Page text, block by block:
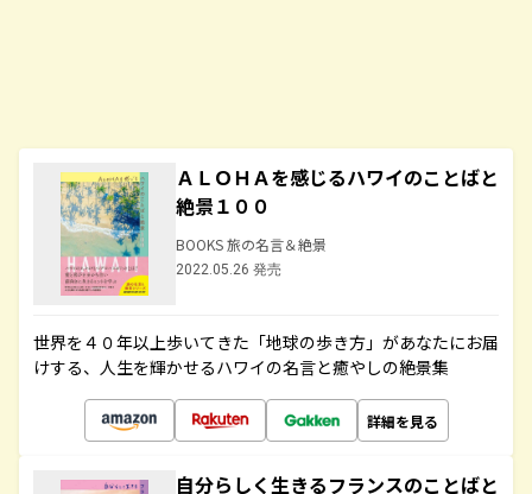
ＡＬＯＨＡを感じるハワイのことばと
絶景１００
BOOKS 旅の名言＆絶景
2022.05.26 発売
世界を４０年以上歩いてきた「地球の歩き方」があなたにお届
けする、人生を輝かせるハワイの名言と癒やしの絶景集
詳細を見る
自分らしく生きるフランスのことばと